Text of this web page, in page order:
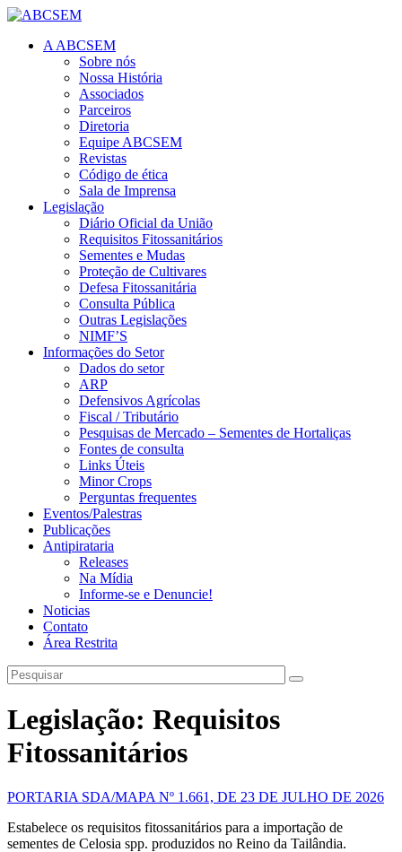
A ABCSEM
Sobre nós
Nossa História
Associados
Parceiros
Diretoria
Equipe ABCSEM
Revistas
Código de ética
Sala de Imprensa
Legislação
Diário Oficial da União
Requisitos Fitossanitários
Sementes e Mudas
Proteção de Cultivares
Defesa Fitossanitária
Consulta Pública
Outras Legislações
NIMF’S
Informações do Setor
Dados do setor
ARP
Defensivos Agrícolas
Fiscal / Tributário
Pesquisas de Mercado – Sementes de Hortaliças
Fontes de consulta
Links Úteis
Minor Crops
Perguntas frequentes
Eventos/Palestras
Publicações
Antipirataria
Releases
Na Mídia
Informe-se e Denuncie!
Noticias
Contato
Área Restrita
Legislação: Requisitos
Fitossanitários
PORTARIA SDA/MAPA Nº 1.661, DE 23 DE JULHO DE 2026
Estabelece os requisitos fitossanitários para a importação de
sementes de Celosia spp. produzidos no Reino da Tailândia.